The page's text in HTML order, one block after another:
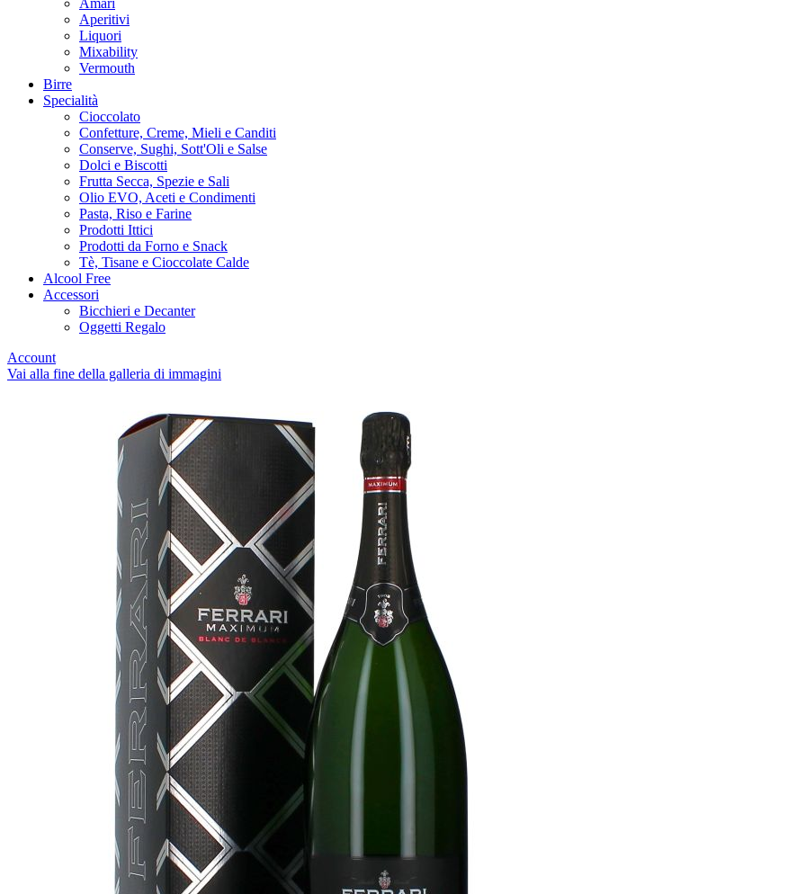
Aperitivi
Liquori
Mixability
Vermouth
Birre
Specialità
Cioccolato
Confetture, Creme, Mieli e Canditi
Conserve, Sughi, Sott'Oli e Salse
Dolci e Biscotti
Frutta Secca, Spezie e Sali
Olio EVO, Aceti e Condimenti
Pasta, Riso e Farine
Prodotti Ittici
Prodotti da Forno e Snack
Tè, Tisane e Cioccolate Calde
Alcool Free
Accessori
Bicchieri e Decanter
Oggetti Regalo
Account
Vai alla fine della galleria di immagini